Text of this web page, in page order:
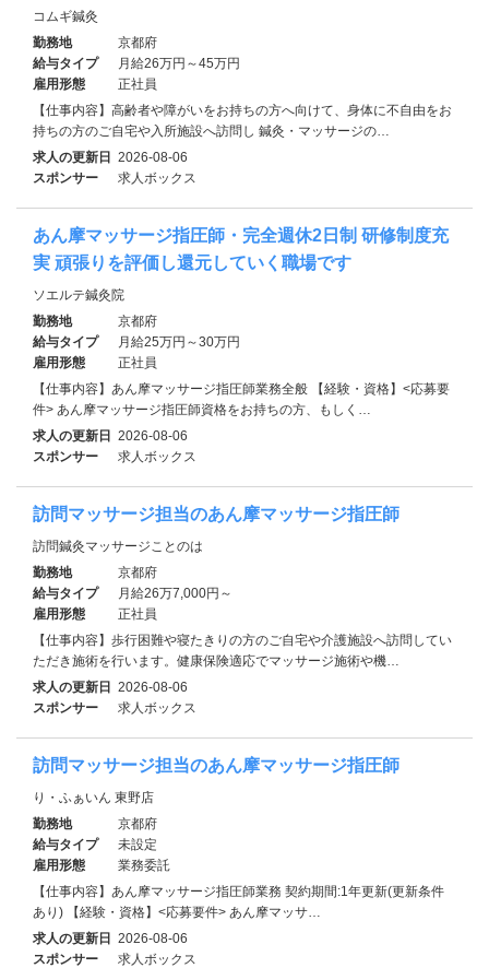
コムギ鍼灸
勤務地
京都府
給与タイプ
月給26万円～45万円
雇用形態
正社員
【仕事内容】高齢者や障がいをお持ちの方へ向けて、身体に不自由をお
持ちの方のご自宅や入所施設へ訪問し 鍼灸・マッサージの…
求人の更新日 2026-08-06
スポンサー
求人ボックス
あん摩マッサージ指圧師・完全週休2日制 研修制度充
実 頑張りを評価し還元していく職場です
ソエルテ鍼灸院
勤務地
京都府
給与タイプ
月給25万円～30万円
雇用形態
正社員
【仕事内容】あん摩マッサージ指圧師業務全般 【経験・資格】<応募要
件> あん摩マッサージ指圧師資格をお持ちの方、もしく…
求人の更新日 2026-08-06
スポンサー
求人ボックス
訪問マッサージ担当のあん摩マッサージ指圧師
訪問鍼灸マッサージことのは
勤務地
京都府
給与タイプ
月給26万7,000円～
雇用形態
正社員
【仕事内容】歩行困難や寝たきりの方のご自宅や介護施設へ訪問してい
ただき施術を行います。健康保険適応でマッサージ施術や機…
求人の更新日 2026-08-06
スポンサー
求人ボックス
訪問マッサージ担当のあん摩マッサージ指圧師
り・ふぁいん 東野店
勤務地
京都府
給与タイプ
未設定
雇用形態
業務委託
【仕事内容】あん摩マッサージ指圧師業務 契約期間:1年更新(更新条件
あり) 【経験・資格】<応募要件> あん摩マッサ…
求人の更新日 2026-08-06
スポンサー
求人ボックス